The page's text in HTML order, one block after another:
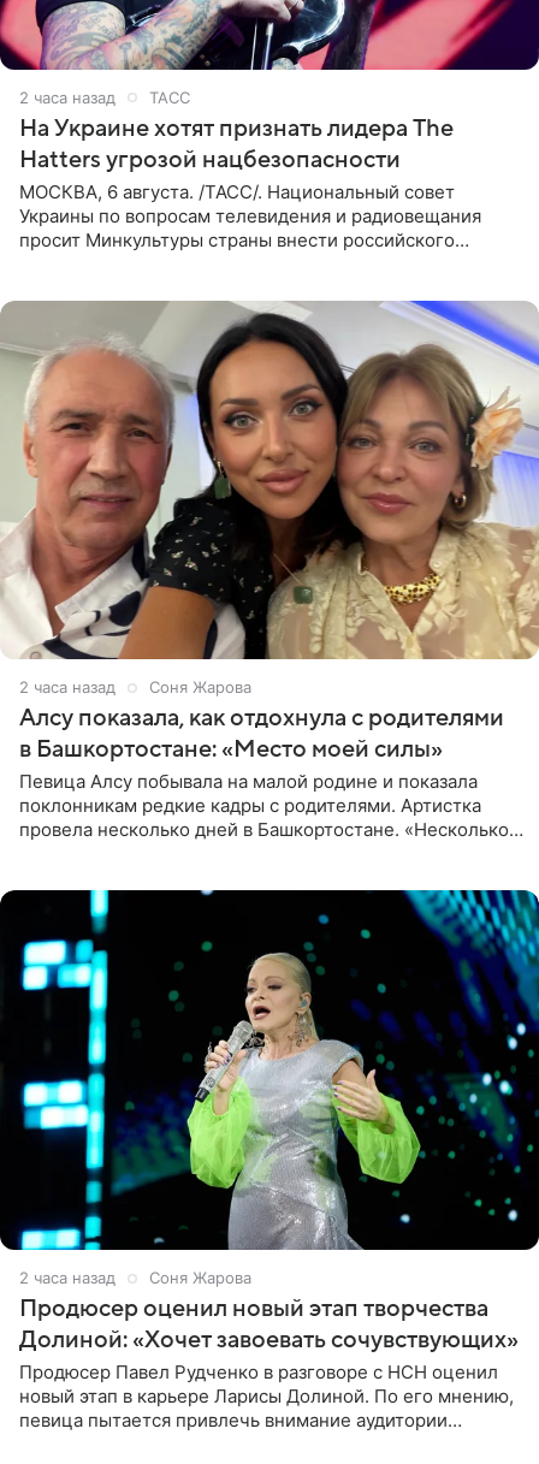
2 часа назад ТАСС
На Украине хотят признать лидера The
Hatters угрозой нацбезопасности
МОСКВА, 6 августа. /ТАСС/. Национальный совет
Украины по вопросам телевидения и радиовещания
просит Минкультуры страны внести российского
2 часа назад Соня Жарова
Алсу показала, как отдохнула с родителями
в Башкортостане: «Место моей силы»
Певица Алсу побывала на малой родине и показала
поклонникам редкие кадры с родителями. Артистка
провела несколько дней в Башкортостане. «Несколько
2 часа назад Соня Жарова
Продюсер оценил новый этап творчества
Долиной: «Хочет завоевать сочувствующих»
Продюсер Павел Рудченко в разговоре с НСН оценил
новый этап в карьере Ларисы Долиной. По его мнению,
певица пытается привлечь внимание аудитории